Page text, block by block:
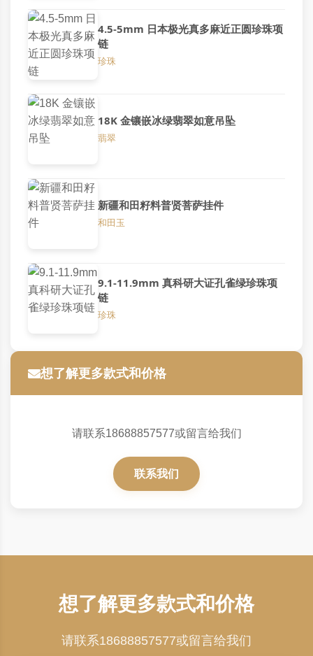
4.5-5mm 日本极光真多麻近正圆珍珠项
链
珍珠
18K 金镶嵌冰绿翡翠如意吊坠
翡翠
新疆和田籽料普贤菩萨挂件
和田玉
9.1-11.9mm 真科研大证孔雀绿珍珠项
链
珍珠
想了解更多款式和价格
请联系18688857577或留言给我们
联系我们
想了解更多款式和价格
请联系18688857577或留言给我们